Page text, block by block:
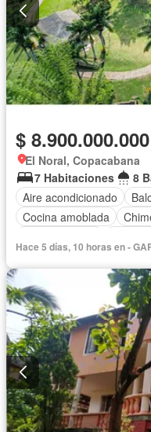
$ 8.900.000.000
El Noral, Copacabana
7 Habitaciones
8
Aire acondicionado
Cocina amoblada
Seguridad privada
Hace 5 días, 10 horas en -